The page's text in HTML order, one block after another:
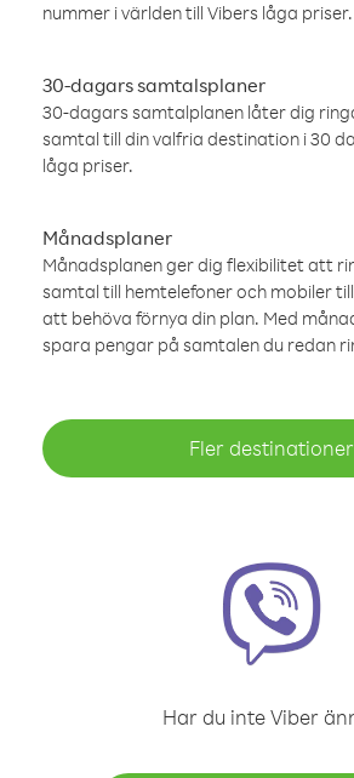
nummer i världen till Vibers låga priser.
30-dagars samtalsplaner
30-dagars samtalplanen låter dig
samtal till din valfria destination i 30
låga priser.
Månadsplaner
Månadsplanen ger dig flexibilitet att
samtal till hemtelefoner och mobiler
att behöva förnya din plan. Med
spara pengar på samtalen du redan
Fler destinationer
Har du inte Viber